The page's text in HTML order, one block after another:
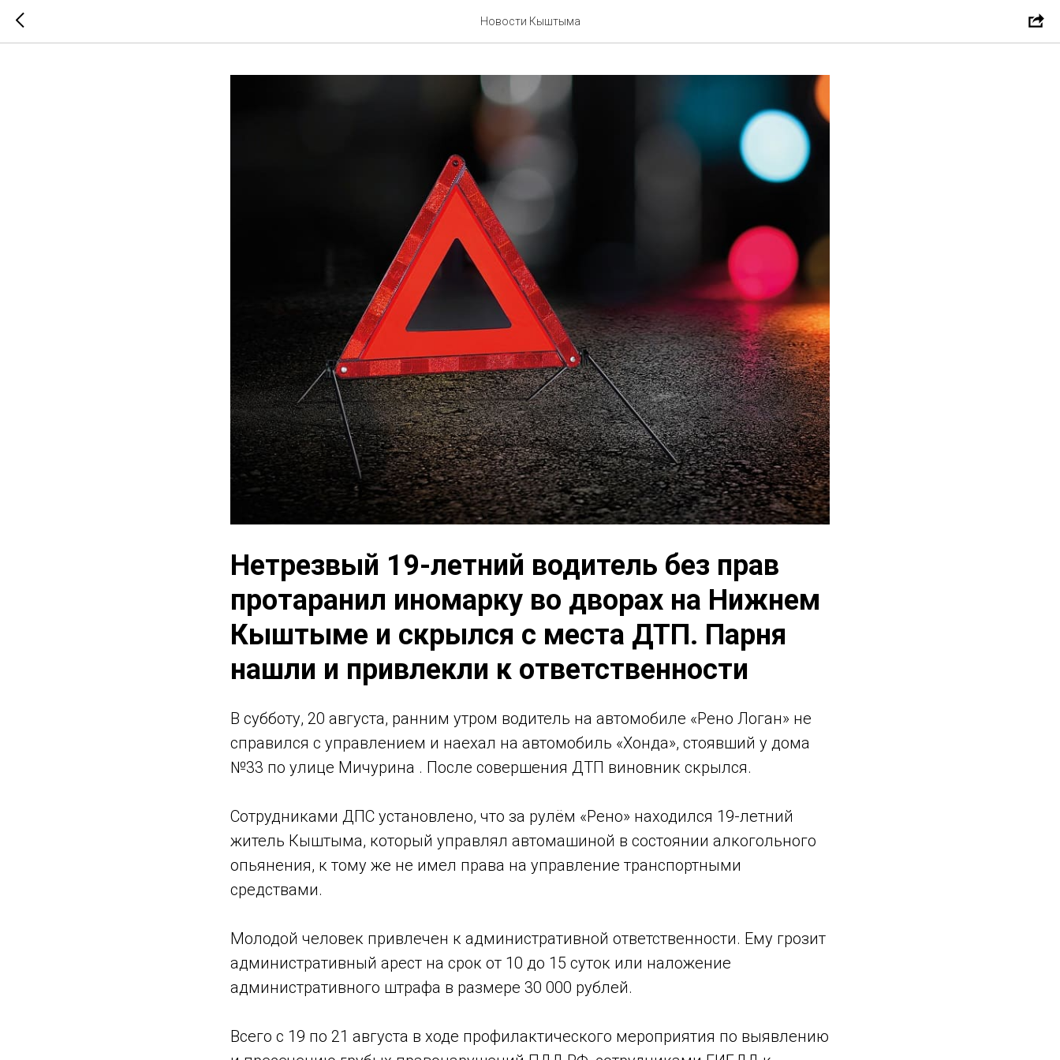
Новости Кыштыма
Нетрезвый 19-летний водитель без прав
протаранил иномарку во дворах на Нижнем
Кыштыме и скрылся с места ДТП. Парня
нашли и привлекли к ответственности
В субботу, 20 августа, ранним утром водитель на автомобиле «Рено Логан» не
справился с управлением и наехал на автомобиль «Хонда», стоявший у дома
№33 по улице Мичурина . После совершения ДТП виновник скрылся.
Сотрудниками ДПС установлено, что за рулём «Рено» находился 19-летний
житель Кыштыма, который управлял автомашиной в состоянии алкогольного
опьянения, к тому же не имел права на управление транспортными
средствами.
Молодой человек привлечен к административной ответственности. Ему грозит
административный арест на срок от 10 до 15 суток или наложение
административного штрафа в размере 30 000 рублей.
Всего с 19 по 21 августа в ходе профилактического мероприятия по выявлению